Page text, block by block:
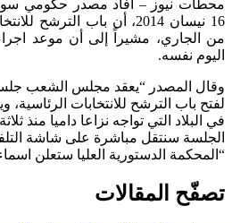
محطات نيوز – أفاد مصدر حكومي سوري اليوم الاربعاء الواقع في
من الجاري، مشيراً إلى أن موعد
اليوم نفسه.
لفتح باب الترشح للانتخابات الرئاسية،
في البلاد التي تواجه نزاعا داميا منذ
الجلسة سنتقل مباشرة على شاشة
“المحكمة الدستورية العليا ستعلن
تصفّح المقالات